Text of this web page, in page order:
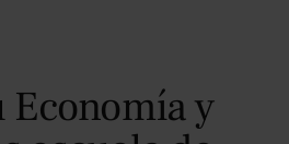
Economía y